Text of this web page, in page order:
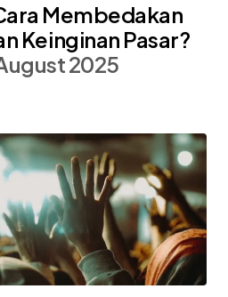
Membedakan
Keinginan Pasar?
2025